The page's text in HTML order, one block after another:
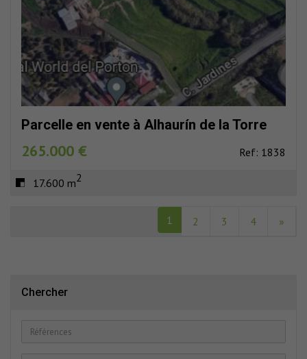
Parcelle en vente à Alhaurín de la Torre
265.000 € Ref: 1838
17.600 m2
1 2 3 4 »
Chercher